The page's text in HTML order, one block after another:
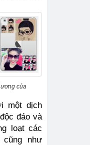
của
một dịch
đáo và
loạt các
như